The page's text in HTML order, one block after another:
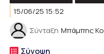
15/06/25 15:52
Σύνταξη Μπάμπης
Σύνοψη